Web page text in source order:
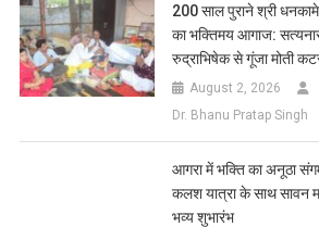
200 साल पुराने श्री
का भक्तिमय आगाज:
रुद्राभिषेक से गूंजा मोती
August 2, 2026
Dr. Bhanu Pratap Singh
आगरा में भक्ति का अनूठा
कलश यात्रा के साथ सावन
भव्य शुभारंभ